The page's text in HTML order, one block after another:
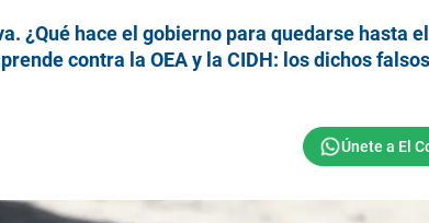
¿Qué hace el gobierno para quedarse hasta
contra la OEA y la CIDH: los dichos